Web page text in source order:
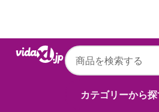
カテゴリーから